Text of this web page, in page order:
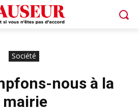
Société
nous à la
mairie